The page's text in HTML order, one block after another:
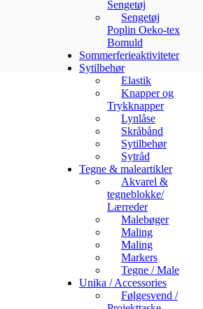
Sengetøj
Sengetøj
Poplin Oeko-tex
Bomuld
Sommerferieaktiviteter
Sytilbehør
Elastik
Knapper og
Trykknapper
Lynlåse
Skråbånd
Sytilbehør
Sytråd
Tegne & maleartikler
Akvarel &
tegneblokke/
Lærreder
Malebøger
Maling
Maling
Markers
Tegne / Male
Unika / Accessories
Følgesvend /